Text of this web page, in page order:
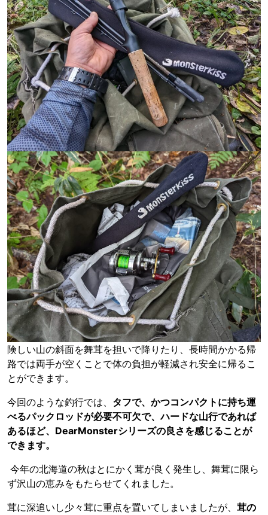
険しい山の斜面を舞茸を担いで降りたり、長時間かかる帰
路では両手が空くことで体の負担が軽減され安全に帰るこ
とができます。
今回のような釣行では、 タフで、かつコンパクトに持ち運
べるパックロッドが必要不可欠で、ハードな山行であれば
あるほど、DearMonsterシリーズの良さを感じることが
できます。
今年の北海道の秋はとにかく茸が良く発生し、舞茸に限ら
ず沢山の恵みをもたらせてくれました。
茸に深追いし少々茸に重点を置いてしまいましたが、 茸の